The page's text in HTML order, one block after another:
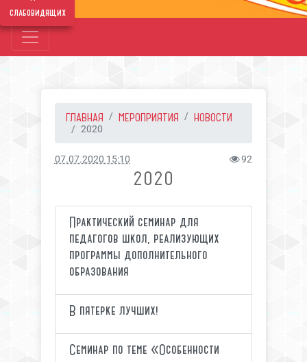
слабовидящих
ГЛАВНАЯ МЕРОПРИЯТИЯ НОВОСТИ
2020
07.07.2020 15:10 92
2020
Практический семинар для
педагогов школ, реализующих
программы дополнительного
образования
В пятерке лучших!
Семинар по теме «Особенности